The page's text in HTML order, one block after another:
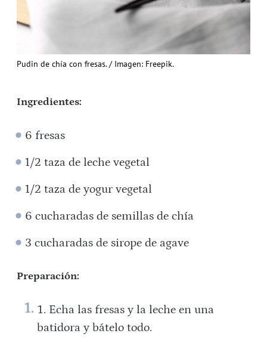
Pudin de chía con fresas. / Imagen: Freepik.
Ingredientes:
6 fresas
1/2 taza de leche vegetal
1/2 taza de yogur vegetal
6 cucharadas de semillas de chía
3 cucharadas de sirope de agave
Preparación:
Echa las fresas y la leche en una
batidora y bátelo todo.